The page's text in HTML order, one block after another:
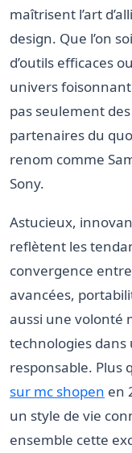
maîtrisent l’art
design. Que l’on
d’outils efficaces
univers
pas seulement
partenaires du
renom comme
Sony.
Astucieux,
reflètent les
convergence
avancées,
aussi une volonté
technologies
responsable. Plus
sur mc shopen en
un style de vie
ensemble cette